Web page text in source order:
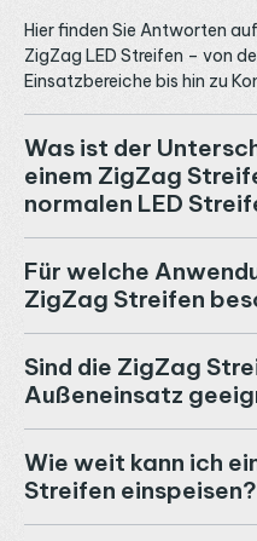
Hier finden Sie Antworten
ZigZag LED Streifen – von
Einsatzbereiche bis hin zu
Was ist der
einem ZigZag
normalen LED
Für welche
ZigZag Streifen
Sind die ZigZag
Außeneinsatz
Wie weit kann ich
Streifen einspeisen?